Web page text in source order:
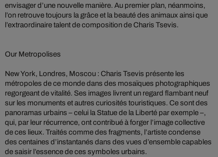
envisager d’une nouvelle manière. Au premier plan, néanmoins,
l’on retrouve toujours la grâce et la beauté des animaux ainsi que
l’extraordinaire talent de composition de Charis Tsevis.
Our Metropolises
New York, Londres, Moscou : Charis Tsevis présente les
métropoles de ce monde dans des mosaïques photographiques
regorgeant de vitalité. Ses images livrent un regard flambant neuf
sur les monuments et autres curiosités touristiques. Ce sont des
panoramas urbains – celui la Statue de la Liberté par exemple –,
qui, par leur récurrence, ont contribué à forger l’image collective
de ces lieux. Traités comme des fragments, l’artiste condense
des centaines d’instantanés dans des vues d’ensemble capables
de saisir l’essence de ces symboles urbains.